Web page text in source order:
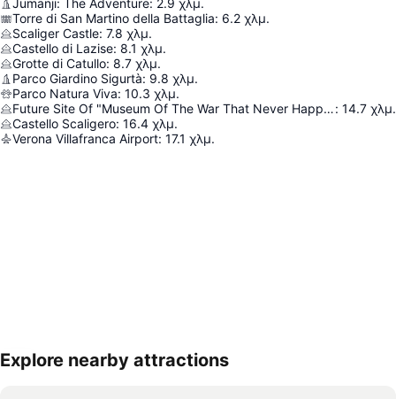
Jumanji: The Adventure: 2.9 χλμ.
Torre di San Martino della Battaglia: 6.2 χλμ.
Scaliger Castle: 7.8 χλμ.
Castello di Lazise: 8.1 χλμ.
Grotte di Catullo: 8.7 χλμ.
Parco Giardino Sigurtà: 9.8 χλμ.
Parco Natura Viva: 10.3 χλμ.
Future Site Of "Museum Of The War That Never Happened": 14.7 χλμ.
Castello Scaligero: 16.4 χλμ.
Verona Villafranca Airport: 17.1 χλμ.
Ανάπτυξη χάρτη
Explore nearby attractions